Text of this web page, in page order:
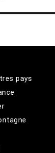
pays